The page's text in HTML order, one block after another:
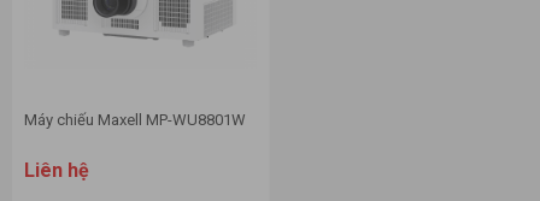
Máy chiếu Maxell MP-WU8801W
Liên hệ